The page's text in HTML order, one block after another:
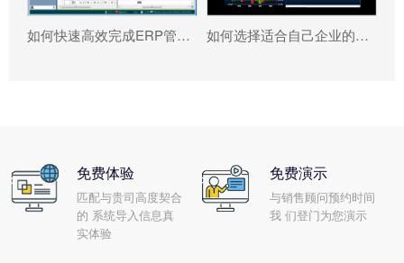
如何快速高效完成ERP管理系统配置? 如何选择适合自己企业的米兰官网入口_米兰（中国） ?
免费体验
匹配与贵司高度契合
的 系统导入信息真
实体验
免费演示
与销售顾问预约时间
我 们登门为您演示